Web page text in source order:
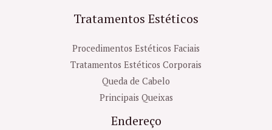
Tratamentos Estéticos
Procedimentos Estéticos Faciais
Tratamentos Estéticos Corporais
Queda de Cabelo
Principais Queixas
Endereço